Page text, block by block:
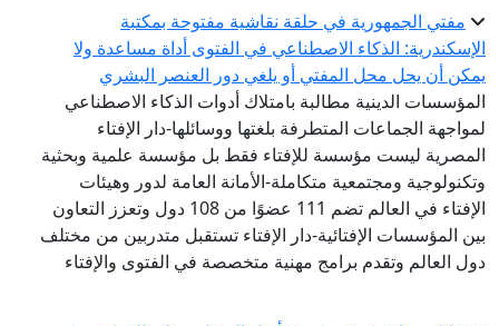
مفتي الجمهورية في حلقة نقاشية مفتوحة بمكتبة
الإسكندرية: الذكاء الاصطناعي في الفتوى أداة مساعدة ولا
يمكن أن يحل محل المفتي أو يلغي دور العنصر البشري
المؤسسات الدينية مطالبة بامتلاك أدوات الذكاء الاصطناعي
لمواجهة الجماعات المتطرفة بلغتها ووسائلها-دار الإفتاء
المصرية ليست مؤسسة للإفتاء فقط بل مؤسسة علمية وبحثية
وتكنولوجية ومجتمعية متكاملة-الأمانة العامة لدور وهيئات
الإفتاء في العالم تضم 111 عضوًا من 108 دول وتعزز التعاون
بين المؤسسات الإفتائية-دار الإفتاء تستقبل متدربين من مختلف
دول العالم وتقدم برامج مهنية متخصصة في الفتوى والإفتاء